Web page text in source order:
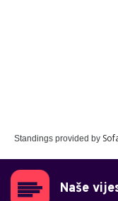
Standings provided by
Naše